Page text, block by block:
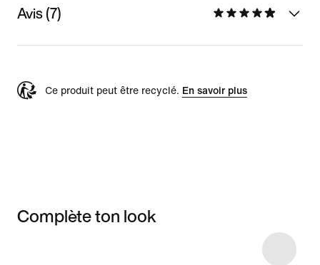
Avis (7)
Ce produit peut être recyclé. En savoir plus
Complète ton look